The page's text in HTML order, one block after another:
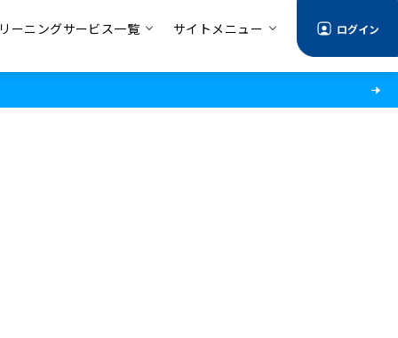
ーニングサービス一覧 サイトメニュー ログイン